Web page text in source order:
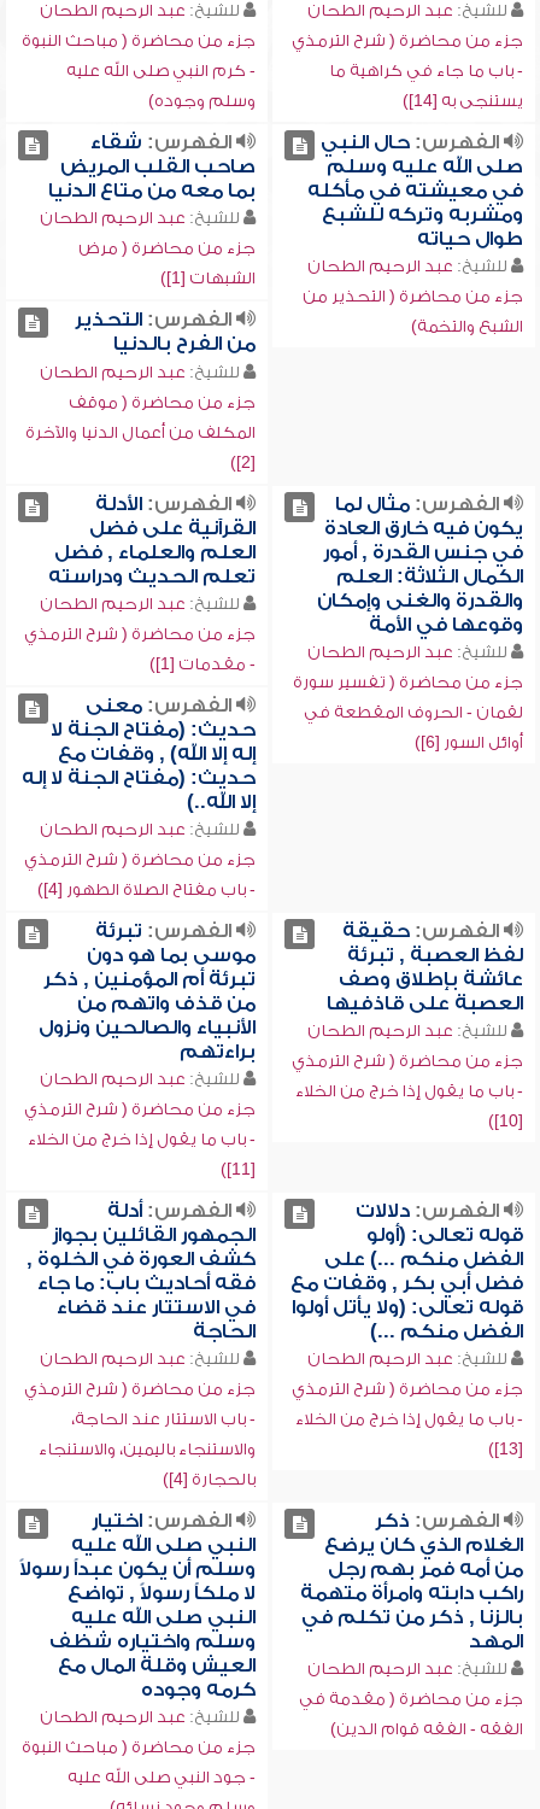
للشيخ: عبد الرحيم الطحان
جزء من محاضرة ( شرح الترمذي
- باب ما جاء في كراهية ما
يستنجى به [14])
للشيخ: عبد الرحيم الطحان
جزء من محاضرة ( مباحث النبوة
- كرم النبي صلى الله عليه
وسلم وجوده)
الفهرس:حال النبي
صلى الله عليه وسلم
في معيشته في مأكله
ومشربه وتركه للشبع
طوال حياته
للشيخ: عبد الرحيم الطحان
جزء من محاضرة ( التحذير من
الشبع والتخمة)
الفهرس: شقاء
صاحب القلب المريض
بما معه من متاع الدنيا
للشيخ: عبد الرحيم الطحان
جزء من محاضرة ( مرض
الشبهات [1])
الفهرس:التحذير
من الفرح بالدنيا
للشيخ: عبد الرحيم الطحان
جزء من محاضرة ( موقف
المكلف من أعمال الدنيا والآخرة
[2])
الفهرس:مثال لما
يكون فيه خارق العادة
في جنس القدرة , أمور
الكمال الثلاثة: العلم
والقدرة والغنى وإمكان
وقوعها في الأمة
للشيخ: عبد الرحيم الطحان
جزء من محاضرة ( تفسير سورة
لقمان - الحروف المقطعة في
أوائل السور [6])
الفهرس:الأدلة
القرآنية على فضل
العلم والعلماء , فضل
تعلم الحديث ودراسته
للشيخ: عبد الرحيم الطحان
جزء من محاضرة ( شرح الترمذي
- مقدمات [1])
الفهرس:معنى
حديث: (مفتاح الجنة لا
إله إلا الله) , وقفات مع
حديث: (مفتاح الجنة لا إله
إلا الله..)
للشيخ: عبد الرحيم الطحان
جزء من محاضرة ( شرح الترمذي
- باب مفتاح الصلاة الطهور [4])
الفهرس:حقيقة
لفظ العصبة , تبرئة
عائشة بإطلاق وصف
العصبة على قاذفيها
للشيخ: عبد الرحيم الطحان
جزء من محاضرة ( شرح الترمذي
- باب ما يقول إذا خرج من الخلاء
[10])
الفهرس: تبرئة
موسى بما هو دون
تبرئة أم المؤمنين , ذكر
من قذف واتهم من
الأنبياء والصالحين ونزول
براءتهم
للشيخ: عبد الرحيم الطحان
جزء من محاضرة ( شرح الترمذي
- باب ما يقول إذا خرج من الخلاء
[11])
الفهرس:دلالات
قوله تعالى: (أولو
الفضل منكم ...) على
فضل أبي بكر , وقفات مع
قوله تعالى: (ولا يأتل أولوا
الفضل منكم ...)
للشيخ: عبد الرحيم الطحان
جزء من محاضرة ( شرح الترمذي
- باب ما يقول إذا خرج من الخلاء
[13])
الفهرس:أدلة
الجمهور القائلين بجواز
كشف العورة في الخلوة ,
فقه أحاديث باب: ما جاء
في الاستتار عند قضاء
الحاجة
للشيخ: عبد الرحيم الطحان
جزء من محاضرة ( شرح الترمذي
- باب الاستتار عند الحاجة،
والاستنجاء باليمين، والاستنجاء
بالحجارة [4])
الفهرس: ذكر
الغلام الذي كان يرضع
من أمه فمر بهم رجل
راكب دابته وامرأة متهمة
بالزنا , ذكر من تكلم في
المهد
للشيخ: عبد الرحيم الطحان
جزء من محاضرة ( مقدمة في
الفقه - الفقه قوام الدين)
الفهرس:اختيار
النبي صلى الله عليه
وسلم أن يكون عبداً رسولاً
لا ملكاً رسولاً , تواضع
النبي صلى الله عليه
وسلم واختياره شظف
العيش وقلة المال مع
كرمه وجوده
للشيخ: عبد الرحيم الطحان
جزء من محاضرة ( مباحث النبوة
- جود النبي صلى الله عليه